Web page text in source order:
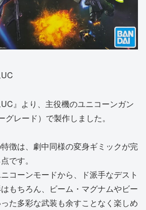
UC』より、主役機のユニコーンガン
グレード）で製作しました。
徴は、劇中同様の変身ギミックが完
です。
コーンモードから、ド派手なデスト
もちろん、ビーム・マグナムやビー
た多彩な武装も余すことなく楽しめ